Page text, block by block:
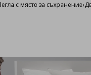
с място за съхранение›